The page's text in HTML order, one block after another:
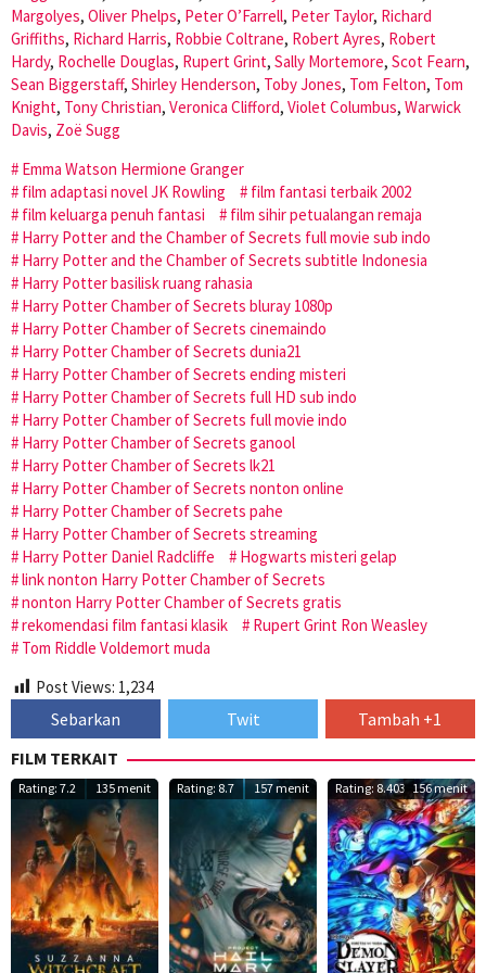
Margolyes, Oliver Phelps, Peter O’Farrell, Peter Taylor, Richard
Griffiths, Richard Harris, Robbie Coltrane, Robert Ayres, Robert
Hardy, Rochelle Douglas, Rupert Grint, Sally Mortemore, Scot Fearn,
Sean Biggerstaff, Shirley Henderson, Toby Jones, Tom Felton, Tom
Knight, Tony Christian, Veronica Clifford, Violet Columbus, Warwick
Davis, Zoë Sugg
Emma Watson Hermione Granger
film adaptasi novel JK Rowling
film fantasi terbaik 2002
film keluarga penuh fantasi
film sihir petualangan remaja
Harry Potter and the Chamber of Secrets full movie sub indo
Harry Potter and the Chamber of Secrets subtitle Indonesia
Harry Potter basilisk ruang rahasia
Harry Potter Chamber of Secrets bluray 1080p
Harry Potter Chamber of Secrets cinemaindo
Harry Potter Chamber of Secrets dunia21
Harry Potter Chamber of Secrets ending misteri
Harry Potter Chamber of Secrets full HD sub indo
Harry Potter Chamber of Secrets full movie indo
Harry Potter Chamber of Secrets ganool
Harry Potter Chamber of Secrets lk21
Harry Potter Chamber of Secrets nonton online
Harry Potter Chamber of Secrets pahe
Harry Potter Chamber of Secrets streaming
Harry Potter Daniel Radcliffe
Hogwarts misteri gelap
link nonton Harry Potter Chamber of Secrets
nonton Harry Potter Chamber of Secrets gratis
rekomendasi film fantasi klasik
Rupert Grint Ron Weasley
Tom Riddle Voldemort muda
Post Views: 1,234
Sebarkan Twit
Tambah +1
FILM TERKAIT
Rating: 7.2 135 menit Rating: 8.7 157 menit Rating: 8.403 156 menit